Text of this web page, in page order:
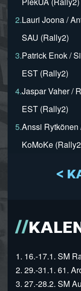
2.Lauri Joona /
SAU (Rally2)
3.Patrick Enok /
EST (Rally2)
4.Jaspar Vaher /
EST (Rally2)
5.Anssi
KoMoKe
<
1. 16.-17.1. SM
2. 29.-31.1. 61.
3. 27.-28.2. SM